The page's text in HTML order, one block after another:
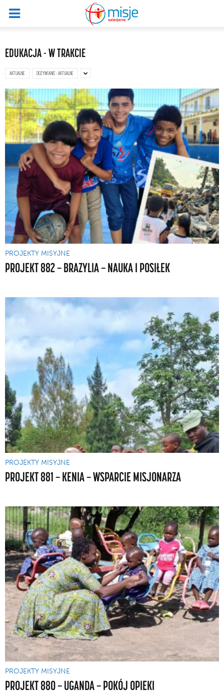
EDUKACJA - W TRAKCIE
AKTUALNE DOŻYWIANIE - AKTUALNE
PROJEKTY MISYJNE
PROJEKT 882 — BRAZYLIA — NAUKA I POSIŁEK
PROJEKTY MISYJNE
PROJEKT 881 — KENIA — WSPARCIE MISJONARZA
PROJEKTY MISYJNE
PROJEKT 880 — UGANDA — POKÓJ OPIEKI